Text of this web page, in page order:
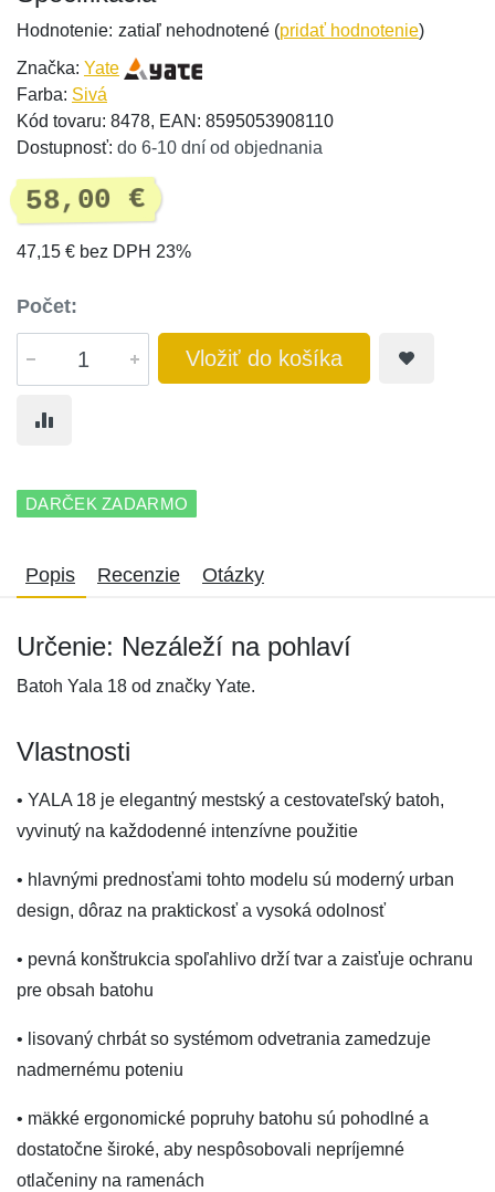
Hodnotenie: zatiaľ nehodnotené (pridať hodnotenie)
Značka: Yate
Farba: Sivá
Kód tovaru: 8478, EAN: 8595053908110
Dostupnosť: do 6-10 dní od objednania
58,00 €
47,15 € bez DPH 23%
Počet:
Vložiť do košíka
DARČEK ZADARMO
Popis Recenzie Otázky
Určenie: Nezáleží na pohlaví
Batoh Yala 18 od značky Yate.
Vlastnosti
• YALA 18 je elegantný mestský a cestovateľský batoh,
vyvinutý na každodenné intenzívne použitie
• hlavnými prednosťami tohto modelu sú moderný urban
design, dôraz na praktickosť a vysoká odolnosť
• pevná konštrukcia spoľahlivo drží tvar a zaisťuje ochranu
pre obsah batohu
• lisovaný chrbát so systémom odvetrania zamedzuje
nadmernému poteniu
• mäkké ergonomické popruhy batohu sú pohodlné a
dostatočne široké, aby nespôsobovali nepríjemné
otlačeniny na ramenách